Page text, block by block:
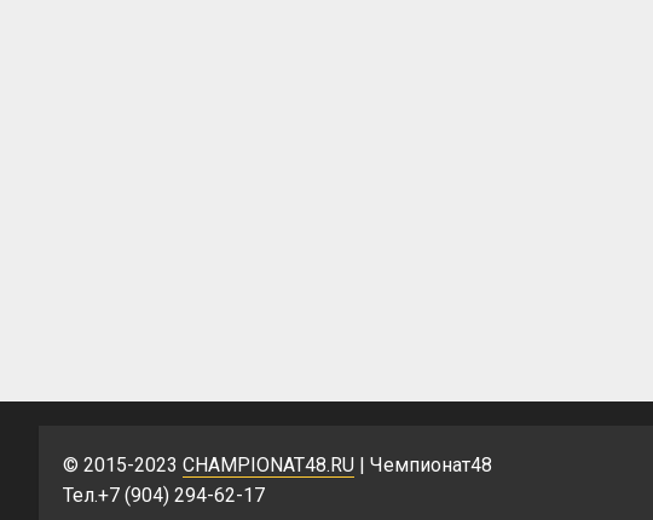
© 2015-2023 CHAMPIONAT48.RU | Чемпионат48
Тел.+7 (904) 294-62-17